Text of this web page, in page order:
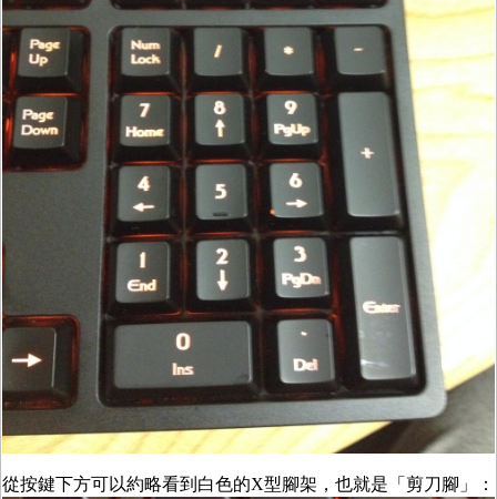
從按鍵下方可以約略看到白色的X型腳架，也就是「剪刀腳」：